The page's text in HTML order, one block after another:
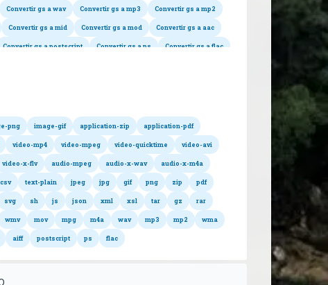
Convertir gs a wav Convertir gs a mp3 Convertir gs a mp2
Convertir gs a mid Convertir gs a mod Convertir gs a aac
Convertir gs a postscript Convertir gs a ps Convertir gs a flac
png image-gif application-zip application-pdf
video-mp4 video-mpeg video-quicktime video-avi
video-x-flv audio-mpeg audio-x-wav audio-x-m4a
text-plain jpeg jpg gif png zip pdf
svg sh js json xml xsl tar gz rar
wmv mov mpg m4a wav mp3 mp2 wma
aiff postscript ps flac